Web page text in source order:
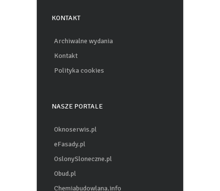
KONTAKT
Archiwalne wydania
Kontakt
Polityka cookies
NASZE PORTALE
Oknoserwis.pl
eFasady.pl
OslonySloneczne.pl
Obud.pl
Chemiabudowlana.info